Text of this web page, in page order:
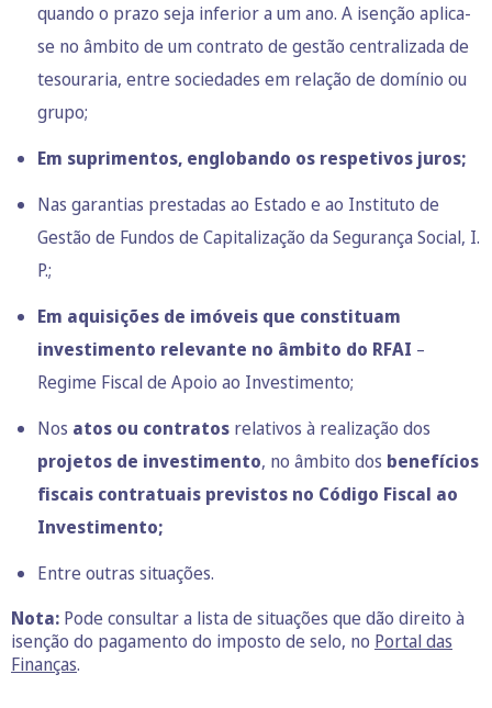
quando o prazo seja inferior a um ano. A isenção aplica-
se no âmbito de um contrato de gestão centralizada de
tesouraria, entre sociedades em relação de domínio ou
grupo;
Em suprimentos, englobando os respetivos juros;
Nas garantias prestadas ao Estado e ao Instituto de
Gestão de Fundos de Capitalização da Segurança Social, I.
P.;
Em aquisições de imóveis que constituam
investimento relevante no âmbito do RFAI –
Regime Fiscal de Apoio ao Investimento;
Nos atos ou contratos relativos à realização dos
projetos de investimento, no âmbito dos benefícios
fiscais contratuais previstos no Código Fiscal ao
Investimento;
Entre outras situações.
Nota: Pode consultar a lista de situações que dão direito à
isenção do pagamento do imposto de selo, no Portal das
Finanças.